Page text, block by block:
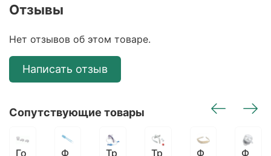
Отзывы
Нет отзывов об этом товаре.
Написать отзыв
Сопутствующие товары
Ф Тр Тр Ф Ф